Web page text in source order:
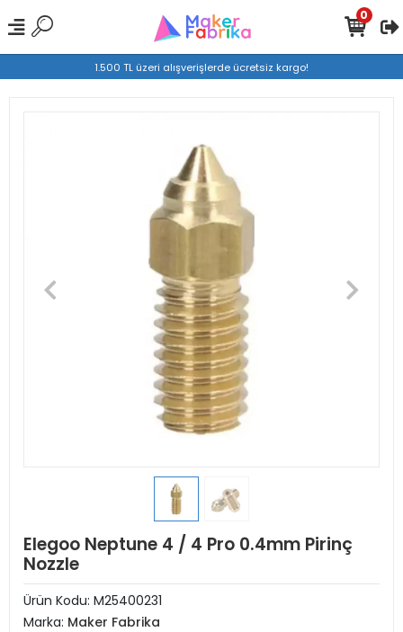
1.500 TL üzeri alışverişlerde ücretsiz kargo!
0
Elegoo Neptune 4 / 4 Pro 0.4mm Pirinç
Nozzle
Ürün Kodu: M25400231
Marka: Maker Fabrika